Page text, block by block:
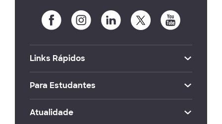
Links Rápidos
Para Estudantes
Atualidade